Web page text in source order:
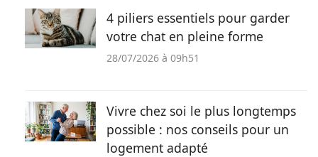
4 piliers essentiels pour garder
votre chat en pleine forme
28/07/2026 à 09h51
Vivre chez soi le plus longtemps
possible : nos conseils pour un
logement adapté